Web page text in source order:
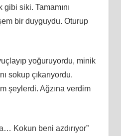
gibi siki. Tamamını
bir duyguydu. Oturup
yoğuruyordu, minik
sokup çıkarıyordu.
şeylerdi. Ağzına verdim
Kokun beni azdırıyor”